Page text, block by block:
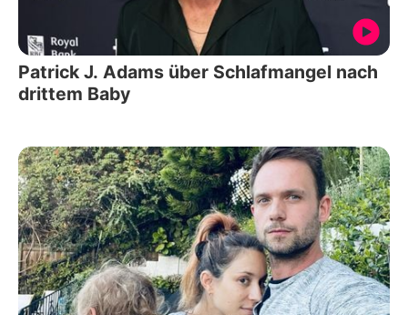
Patrick J. Adams über Schlafmangel nach
drittem Baby